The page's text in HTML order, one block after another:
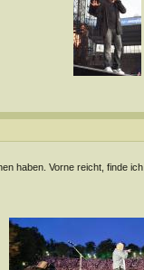
haben. Vorne reicht, finde ich..